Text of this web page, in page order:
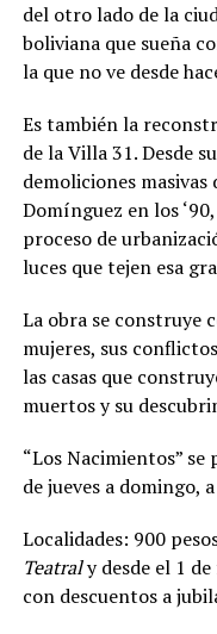
del otro lado de la
boliviana que sueña
la que no ve desde
Es también la
de la Villa 31. Desde
demoliciones
Domínguez en los
proceso de
luces que tejen esa
La obra se construye
mujeres, sus
las casas que
muertos y su
“Los Nacimientos”
de jueves a domingo,
Localidades: 900
Teatraly desde el 1
con descuentos a